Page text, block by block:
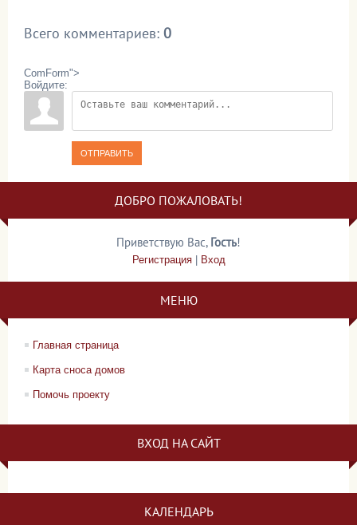
Всего комментариев: 0
ComForm">
Войдите:
ОТПРАВИТЬ
ДОБРО ПОЖАЛОВАТЬ!
Приветствую Вас, Гость!
Регистрация| Вход
МЕНЮ
Главная страница
Карта сноса домов
Помочь проекту
ВХОД НА САЙТ
КАЛЕНДАРЬ